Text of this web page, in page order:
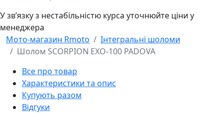
У звʼязку з нестабільністю курса уточнюйте ціни у
менеджера
Мото-магазин Rmoto
Інтегральні шоломи
Шолом SCORPION EXO-100 PADOVA
Все про товар
Характеристики та опис
Купують разом
Відгуки